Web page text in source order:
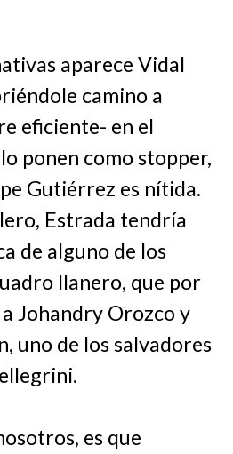
aparece Vidal
camino a
eficiente- en el
ponen como stopper,
Gutiérrez es nítida.
Estrada tendría
de alguno de los
llanero, que por
Johandry Orozco y
uno de los salvadores
es que